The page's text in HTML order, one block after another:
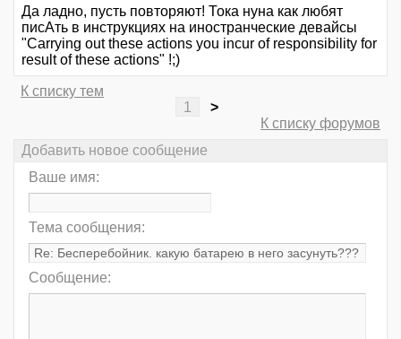
Да ладно, пусть повторяют! Тока нуна как любят
писАть в инструкциях на иностранческие девайсы
"Carrying out these actions you incur of responsibility for
result of these actions" !;)
К списку тем
1
>
К списку форумов
Добавить новое сообщение
Ваше имя:
Тема сообщения:
Сообщение: